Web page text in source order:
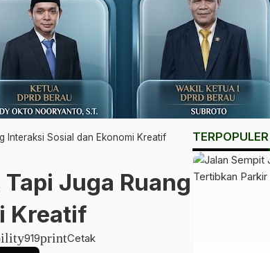
Interaksi Sosial dan Ekonomi Kreatif
Juga Ruang
Kreatif
919printCetak
TERPOPULER